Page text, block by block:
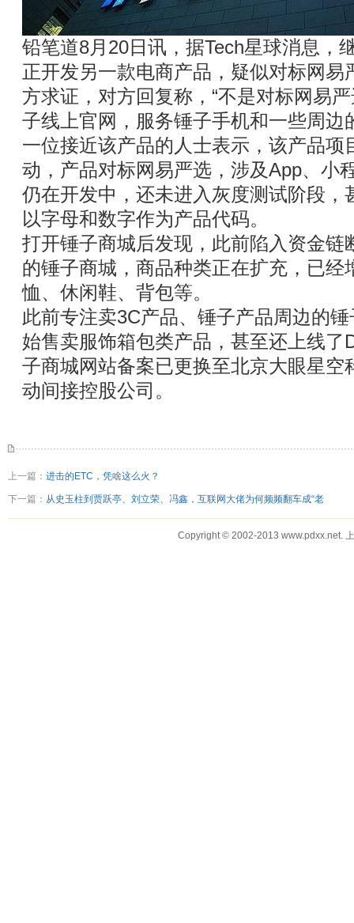
铅笔道8月20日讯，据Tech星球消息，
正开发另一款电商产品，疑似对标网易
方求证，对方回复称，“不是对标网易
子线上官网，服务锤子手机和一些周边
一位接近该产品的人士表示，该产品项
动，产品对标网易严选，涉及App、小
仍在开发中，还未进入灰度测试阶段，
以字母和数字作为产品代码。
打开锤子商城后发现，此前陷入资金链
的锤子商城，商品种类正在扩充，已经
恤、休闲鞋、背包等。
此前专注卖3C产品、锤子产品周边的
始售卖服饰箱包类产品，甚至还上线了
子商城网站备案已更换至北京大眼星空
动间接控股公司。
上一篇： 进击的ETC，凭啥这么火？
下一篇： 从史玉柱到贾跃亭、刘立荣、冯鑫，互联网大佬为何频频翻车成“老
Copyright © 2002-2013 www.pdxx.net.